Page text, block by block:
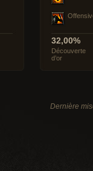
32,00%
Découverte
d’or
Dernière